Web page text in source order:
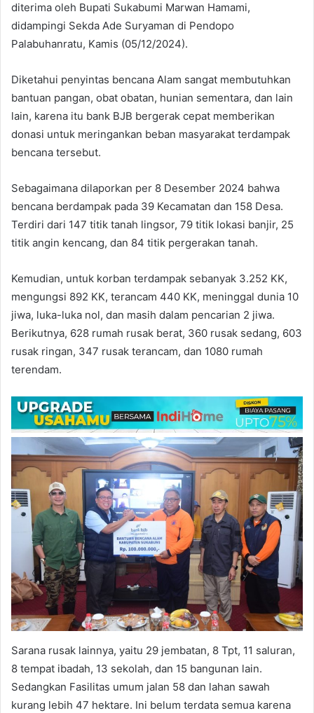
diterima oleh Bupati Sukabumi Marwan Hamami,
didampingi Sekda Ade Suryaman di Pendopo
Palabuhanratu, Kamis (05/12/2024).
Diketahui penyintas bencana Alam sangat membutuhkan
bantuan pangan, obat obatan, hunian sementara, dan lain
lain, karena itu bank BJB bergerak cepat memberikan
donasi untuk meringankan beban masyarakat terdampak
bencana tersebut.
Sebagaimana dilaporkan per 8 Desember 2024 bahwa
bencana berdampak pada 39 Kecamatan dan 158 Desa.
Terdiri dari 147 titik tanah lingsor, 79 titik lokasi banjir, 25
titik angin kencang, dan 84 titik pergerakan tanah.
Kemudian, untuk korban terdampak sebanyak 3.252 KK,
mengungsi 892 KK, terancam 440 KK, meninggal dunia 10
jiwa, luka-luka nol, dan masih dalam pencarian 2 jiwa.
Berikutnya, 628 rumah rusak berat, 360 rusak sedang, 603
rusak ringan, 347 rusak terancam, dan 1080 rumah
terendam.
Sarana rusak lainnya, yaitu 29 jembatan, 8 Tpt, 11 saluran,
8 tempat ibadah, 13 sekolah, dan 15 bangunan lain.
Sedangkan Fasilitas umum jalan 58 dan lahan sawah
kurang lebih 47 hektare. Ini belum terdata semua karena